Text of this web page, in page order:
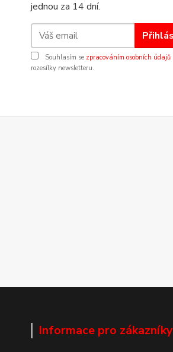
jednou za 14 dní.
Souhlasím se zpracováním osobních údajů
rozesílky newsletteru.
Informace pro zákazníky